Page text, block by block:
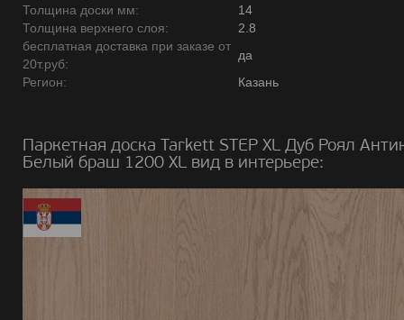
Толщина доски мм:
14
Толщина верхнего слоя:
2.8
бесплатная доставка при заказе от
20т.руб:
да
Регион:
Казань
Паркетная доска Tarkett STEP XL Дуб Роял
Белый браш 1200 XL вид в интерьере: